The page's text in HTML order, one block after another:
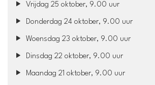
Vrijdag 25 oktober, 9.00 uur
Donderdag 24 oktober, 9.00 uur
Woensdag 23 oktober, 9.00 uur
Dinsdag 22 oktober, 9.00 uur
Maandag 21 oktober, 9.00 uur